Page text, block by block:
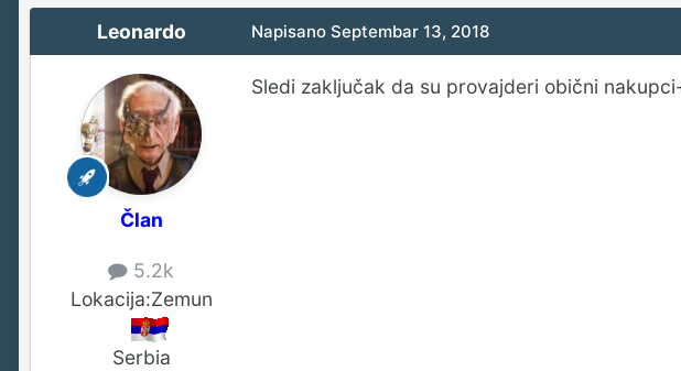
Leonardo
Član
5.2k
Lokacija:Zemun
Serbia
Napisano Septembar 13, 2018
Sledi zaključak da su provajderi obični